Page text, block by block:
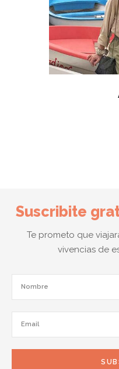
Suscribite
Te prometo que
vivencias de